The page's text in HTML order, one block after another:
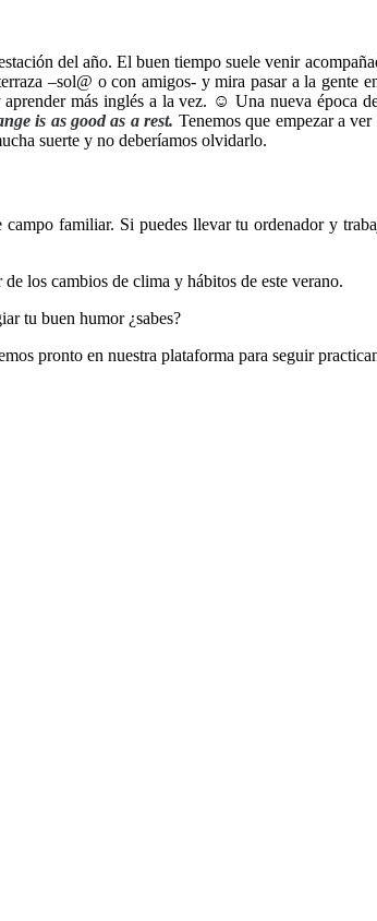
del año. El buen tiempo suele venir
–sol@ o con amigos- y mira pasar a la gente
más inglés a la vez. ☺ Una nueva época
is as good as a rest. Tenemos que empezar a
suerte y no deberíamos olvidarlo.
familiar. Si puedes llevar tu ordenador y
los cambios de clima y hábitos de este verano.
tu buen humor ¿sabes?
pronto en nuestra plataforma para seguir